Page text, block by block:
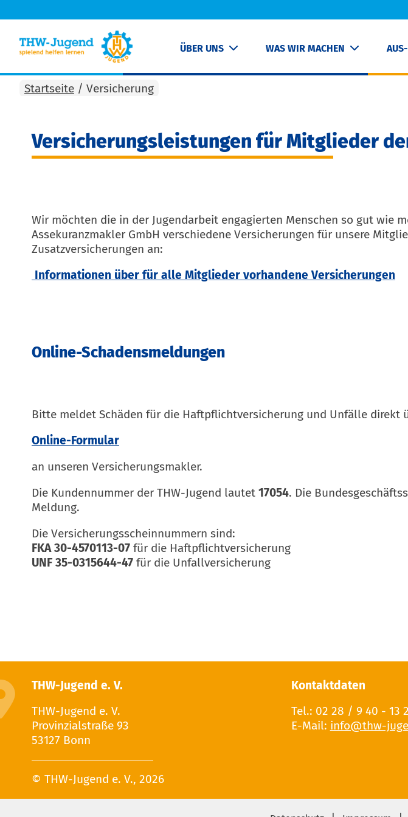
ÜBER UNS WAS WIR MACHEN
Startseite / Versicherung
Versicherungsleistungen für Mitglieder
Wir möchten die in der Jugendarbeit engagierten Menschen so gut wie
Assekuranzmakler GmbH verschiedene Versicherungen für unsere
Zusatzversicherungen an:
Informationen über für alle Mitglieder vorhandene Versicherungen
Online-Schadensmeldungen
Bitte meldet Schäden für die Haftpflichtversicherung und Unfälle direkt
Online-Formular
an unseren Versicherungsmakler.
Die Kundennummer der THW-Jugend lautet 17054. Die
Meldung.
Die Versicherungsscheinnummern sind:
FKA 30-4570113-07 für die Haftpflichtversicherung
UNF 35-0315644-47 für die Unfallversicherung
THW-Jugend e. V.
THW-Jugend e. V.
Provinzialstraße 93
53127 Bonn
© THW-Jugend e. V., 2026
Kontaktdaten
Tel.: 02 28 / 9 40 - 13
E-Mail: